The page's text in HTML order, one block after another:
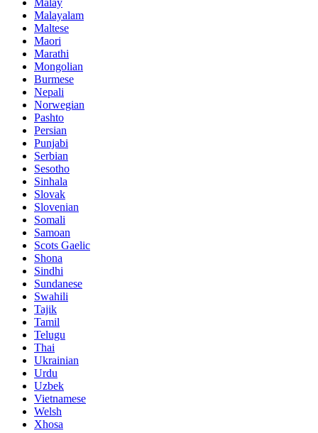
Malayalam
Maltese
Maori
Marathi
Mongolian
Burmese
Nepali
Norwegian
Pashto
Persian
Punjabi
Serbian
Sesotho
Sinhala
Slovak
Slovenian
Somali
Samoan
Scots Gaelic
Shona
Sindhi
Sundanese
Swahili
Tajik
Tamil
Telugu
Thai
Ukrainian
Urdu
Uzbek
Vietnamese
Welsh
Xhosa